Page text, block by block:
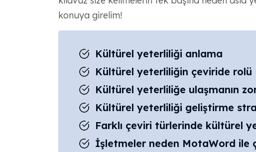
konuya girelim!
Kültürel yeterliliği anlama
Kültürel yeterliliğin çeviride rolü
Kültürel yeterliliğe ulaşmanın
Kültürel yeterliliği geliştirme
Farklı çeviri türlerinde kültürel
İşletmeler neden MotaWord ile